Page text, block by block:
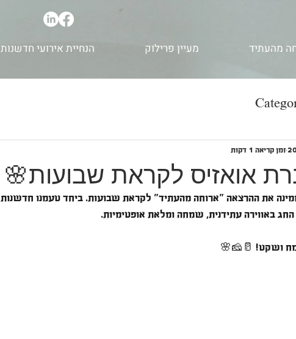
מהעתיד מעיין פרילוק הנחיית אירועי חדשנות
אואזיס לקראת שבועות🌸
זמן קריאה 1 דקות
את ההרצאה "ארוחה מהעתיד" לקראת שבועות. ביחד טעמנו חדשנות
החג באווירה עתידנית, שמחה ומלאת אופטימיות.
ושקט! 🥛🧀🌸